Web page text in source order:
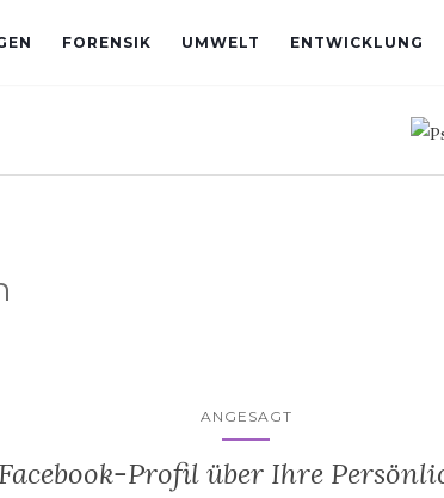
FORENSIK UMWELT ENTWICKLUNG
ANGESAGT
Profil über Ihre